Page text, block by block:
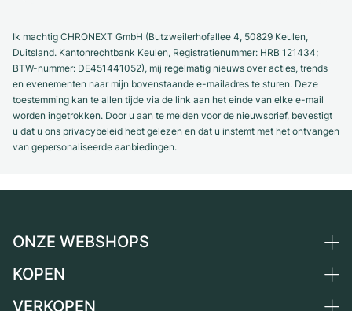
Ik machtig CHRONEXT GmbH (Butzweilerhofallee 4, 50829 Keulen,
Duitsland. Kantonrechtbank Keulen, Registratienummer: HRB 121434;
BTW-nummer: DE451441052), mij regelmatig nieuws over acties, trends
en evenementen naar mijn bovenstaande e-mailadres te sturen. Deze
toestemming kan te allen tijde via de link aan het einde van elke e-mail
worden ingetrokken. Door u aan te melden voor de nieuwsbrief, bevestigt
u dat u ons privacybeleid hebt gelezen en dat u instemt met het ontvangen
van gepersonaliseerde aanbiedingen.
ONZE WEBSHOPS
Duitsland
KOPEN
Alle luxe horloges
VERKOPEN